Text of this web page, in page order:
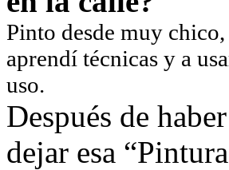
Pinto desde muy
aprendí técnicas y a
uso.
Después de
dejar esa